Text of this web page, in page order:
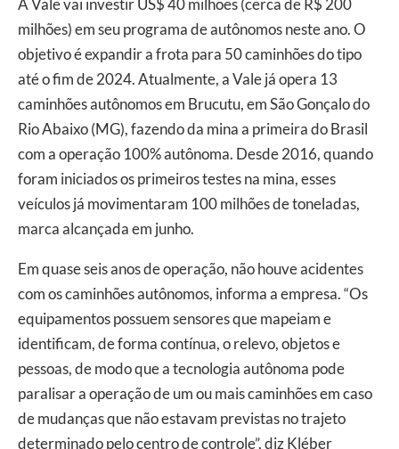
A Vale vai investir US$ 40 milhões (cerca de R$ 200
milhões) em seu programa de autônomos neste ano. O
objetivo é expandir a frota para 50 caminhões do tipo
até o fim de 2024. Atualmente, a Vale já opera 13
caminhões autônomos em Brucutu, em São Gonçalo do
Rio Abaixo (MG), fazendo da mina a primeira do Brasil
com a operação 100% autônoma. Desde 2016, quando
foram iniciados os primeiros testes na mina, esses
veículos já movimentaram 100 milhões de toneladas,
marca alcançada em junho.
Em quase seis anos de operação, não houve acidentes
com os caminhões autônomos, informa a empresa. “Os
equipamentos possuem sensores que mapeiam e
identificam, de forma contínua, o relevo, objetos e
pessoas, de modo que a tecnologia autônoma pode
paralisar a operação de um ou mais caminhões em caso
de mudanças que não estavam previstas no trajeto
determinado pelo centro de controle”, diz Kléber